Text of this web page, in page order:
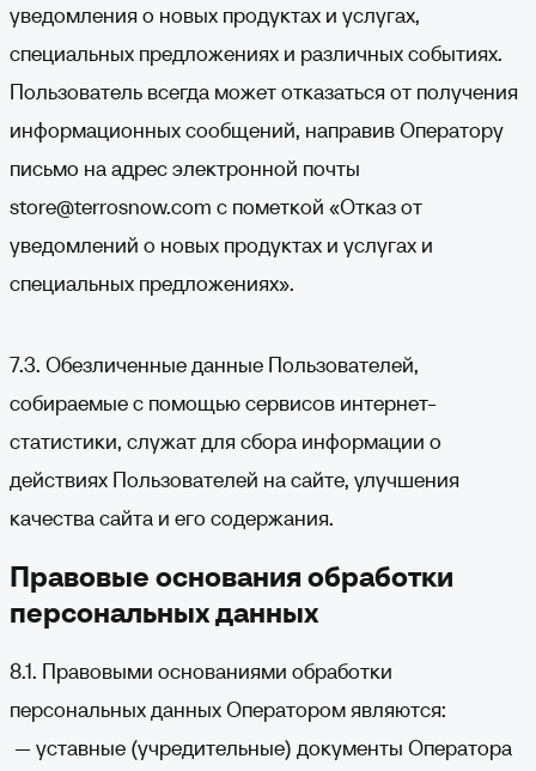
уведомления о новых продуктах и услугах,
специальных предложениях и различных событиях.
Пользователь всегда может отказаться от получения
информационных сообщений, направив Оператору
письмо на адрес электронной почты
store@terrosnow.com с пометкой «Отказ от
уведомлений о новых продуктах и услугах и
специальных предложениях».
7.3. Обезличенные данные Пользователей,
собираемые с помощью сервисов интернет-
статистики, служат для сбора информации о
действиях Пользователей на сайте, улучшения
качества сайта и его содержания.
Правовые основания обработки
персональных данных
8.1. Правовыми основаниями обработки
персональных данных Оператором являются:
— уставные (учредительные) документы Оператора